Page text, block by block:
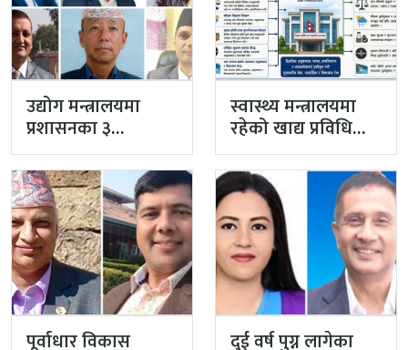
उद्योग मन्त्रालयमा
प्रशासनका ३
सहसचिव फाजिलमा
स्वास्थ्य मन्त्रालयमा
रहेको खाद्य प्रविधि
तथा गुण नियन्त्रण
विभाग विज्ञान…
पूर्वाधार विकास दुई वर्ष पुग्न लागेका